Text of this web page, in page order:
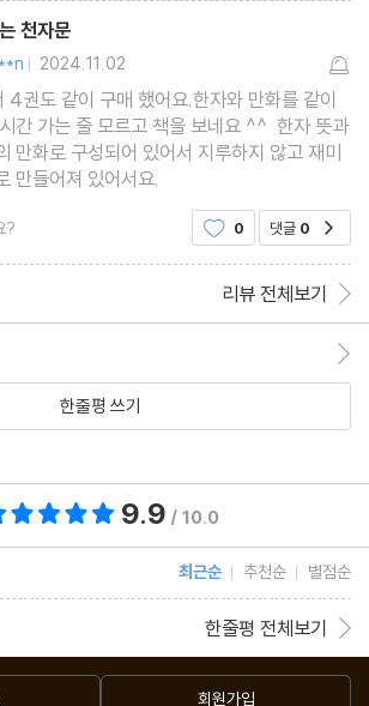
천자문
| 2024.11.02
4권도 같이 구매 했어요.한자와 만화를 같이
간 가는 줄 모르고 책을 보네요 ^^ 한자 뜻과
만화로 구성되어 있어서 지루하지 않고 재미
만들어져 있어서요.
? 0 댓글 0
리뷰 전체보기
한줄평 쓰기
9.9 / 10.0
최근순 추천순 별점순
한줄평 전체보기
회원가입